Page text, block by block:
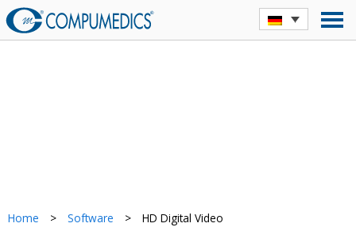
Home > Software > HD Digital Video